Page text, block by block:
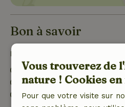
Bon à savoir
Détails du séjour
Arrivée: 16:00- 22:00
Départ: 06:00- 10:00
Environnement sans feux
Vous trouverez de
nature ! Cookies
Pour que votre visite sur